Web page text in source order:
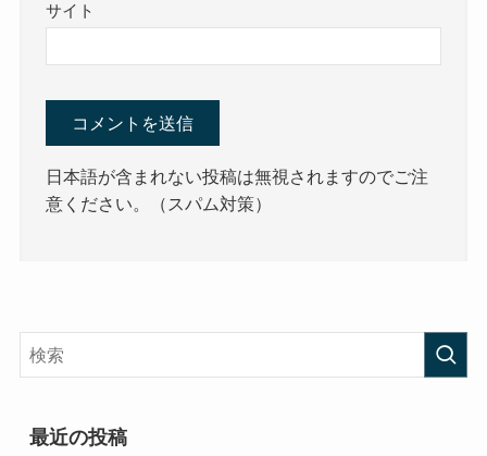
サイト
日本語が含まれない投稿は無視されますのでご注
意ください。（スパム対策）
最近の投稿